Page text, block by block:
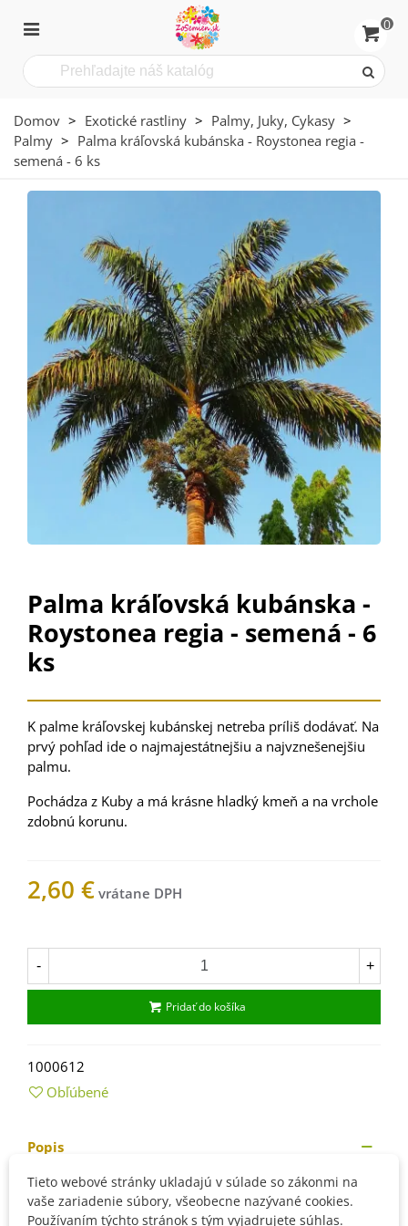
0
Domov > Exotické rastliny > Palmy, Juky, Cykasy >
Palmy > Palma kráľovská kubánska - Roystonea regia -
semená - 6 ks
Palma kráľovská kubánska -
Roystonea regia - semená - 6
ks
K palme kráľovskej kubánskej netreba príliš dodávať. Na
prvý pohľad ide o najmajestátnejšiu a najvznešenejšiu
palmu.
Pochádza z Kuby a má krásne hladký kmeň a na vrchole
zdobnú korunu.
2,60 €
- +
Pridať do košíka
1000612
Obľúbené
Popis
Návod na pestovanie Palmy kráľovskej kubánskej
Tieto webové stránky ukladajú v súlade so zákonmi na
vaše zariadenie súbory, všeobecne nazývané cookies.
Používaním týchto stránok s tým vyjadrujete súhlas.